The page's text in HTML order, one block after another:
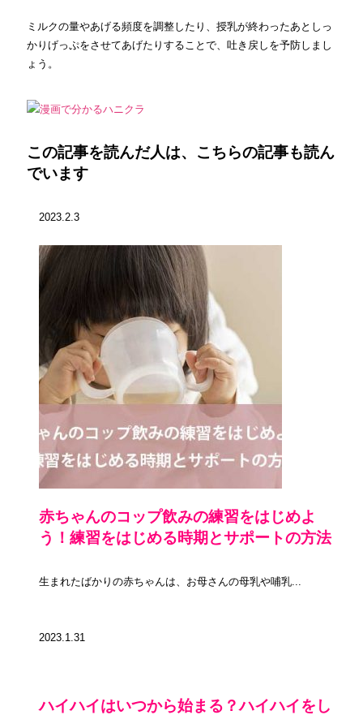
ミルクの量やあげる頻度を調整したり、授乳が終わったあとしっ
かりげっぷをさせてあげたりすることで、吐き戻しを予防しまし
ょう。
この記事を読んだ人は、こちらの記事も読ん
でいます
2023.2.3
赤ちゃんのコップ飲みの練習をはじめよ
う！練習をはじめる時期とサポートの方法
生まれたばかりの赤ちゃんは、お母さんの母乳や哺乳...
2023.1.31
ハイハイはいつから始まる？ハイハイをし